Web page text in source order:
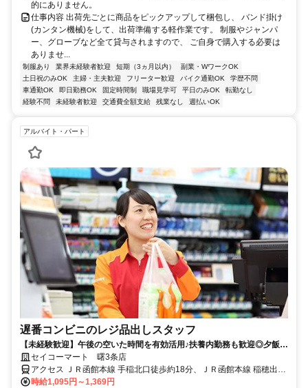
的にありません。
仕事内容 出荷先ごとに商品をピックアップして梱包し、 バンド掛け
(カンタン機械)をして、出荷準備する軽作業です。 制服やジャンパ
ー、グローブなど全て貸与されますので、 ご自身で購入する必要は
ありませ...
制服あり 業界未経験者歓迎 短期（3ヵ月以内）
副業・WワークOK
土日祝のみOK
主婦・主夫歓迎 フリーター歓迎 バイク通勤OK
学歴不問
車通勤OK
即日勤務OK 固定時間制 職場見学可 平日のみOK
転勤なし
経験不問
未経験者歓迎 交通費全額支給 残業なし 週払いOK
アルバイト・パート
遅番コンビニのレジ品出しスタッフ
【未経験歓迎】午後の空いた時間を有効活用♪扶養内勤務も歓迎◎夕飯準
備に間に合う時間までもOK☆
セイコーマート 曙3条店
アクセス ＪＲ函館本線 手稲北口徒歩約18分、ＪＲ函館本線 稲穂出入
口1徒歩約22分、ＪＲ函館本線 星置南口徒歩約31分
時給1,095円～1,369円